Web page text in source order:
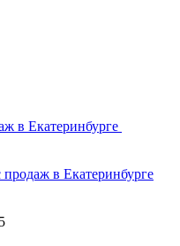
в Екатеринбурге
в Екатеринбурге